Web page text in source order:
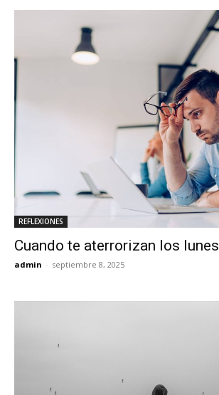
REFLEXIONES
Cuando te aterrorizan los lunes
admin - septiembre 8, 2025